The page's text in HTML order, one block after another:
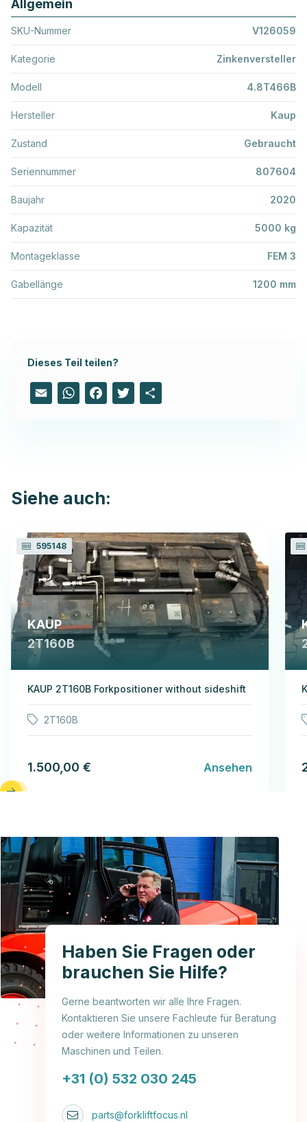
Allgemein
SKU-Nummer V126059
Kategorie Zinkenversteller
Modell 4.8T466B
Hersteller Kaup
Zustand Gebraucht
Seriennummer 807604
Baujahr 2020
Kapazität 5000 kg
Montageklasse FEM 3
Gabellänge 1200 mm
Dieses Teil teilen?
Email WhatsAppFacebook
Twitter
Siehe auch:
595148
KAUP
2T160B
KAUP 2T160B Forkpositioner without sideshift
2T160B
1.500,00 € Ansehen
Haben Sie Fragen oder
brauchen Sie Hilfe?
Gerne beantworten wir alle Ihre Fragen.
Kontaktieren Sie unsere Fachleute für Beratung
oder weitere Informationen zu unseren
Maschinen und Teilen.
+31 (0) 532 030 245
parts@forkliftfocus.nl